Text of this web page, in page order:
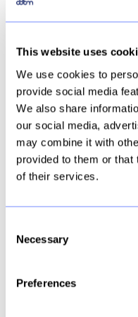
This website uses
We use cookies to
provide social media
We also share
our social media,
may combine it with
provided to them or that
of their services.
Selection
Necessary
Preferences
Oplossingen:
Vermijd dit
voor slechts
waarde
toevoegen
granulariteit
Herbouw je
hogere mate